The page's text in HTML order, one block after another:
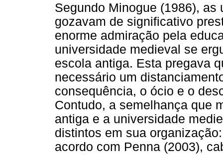
Segundo Minogue (1986),
gozavam de significativo
enorme admiração pela
universidade medieval se
escola antiga. Esta pregava
necessário um
consequência, o ócio e o
Contudo, a semelhança que
antiga e a universidade
distintos em sua
acordo com Penna (2003),